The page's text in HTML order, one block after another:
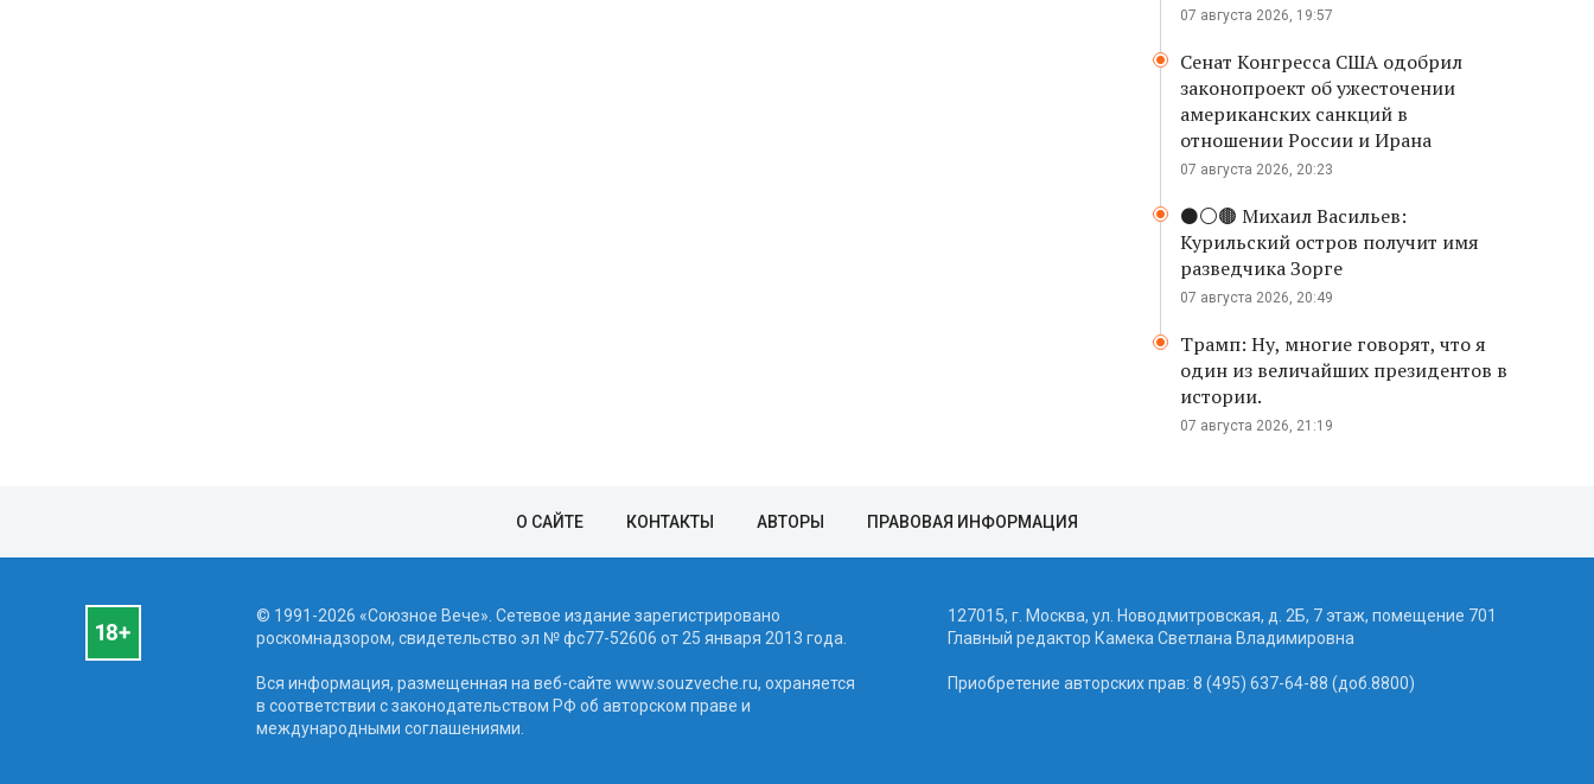
07 августа 2026, 19:57
Сенат Конгресса США одобрил
законопроект об ужесточении
американских санкций в
отношении России и Ирана
07 августа 2026, 20:23
⚫️⚪️🟤 Михаил Васильев:
Курильский остров получит имя
разведчика Зорге
07 августа 2026, 20:49
Трамп: Ну, многие говорят, что я
один из величайших президентов в
истории.
07 августа 2026, 21:19
О САЙТЕ КОНТАКТЫ АВТОРЫ ПРАВОВАЯ ИНФОРМАЦИЯ
© 1991-2026 «Союзное Вече». Сетевое издание зарегистрировано
роскомнадзором, свидетельство эл № фc77-52606 от 25 января 2013 года.
Вся информация, размещенная на веб-сайте www.souzveche.ru, охраняется
в соответствии с законодательством РФ об авторском праве и
международными соглашениями.
127015, г. Москва, ул. Новодмитровская, д. 2Б, 7 этаж, помещение 701
Главный редактор Камека Светлана Владимировна
Приобретение авторских прав: 8 (495) 637-64-88 (доб.8800)